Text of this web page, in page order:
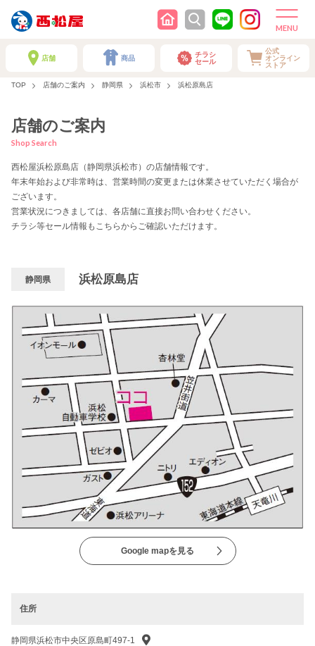
店舗 商品
チラシ
セール
公式
オンライン
ストア
TOP 店舗のご案内 静岡県 浜松市 浜松原島店
店舗のご案内
Shop Search
西松屋浜松原島店（静岡県浜松市）の店舗情報です。
年末年始および非常時は、営業時間の変更または休業させていただく場合が
ございます。
営業状況につきましては、各店舗に直接お問い合わせください。
チラシ等セール情報もこちらからご確認いただけます。
静岡県 浜松原島店
Google mapを見る
住所
静岡県浜松市中央区原島町497-1